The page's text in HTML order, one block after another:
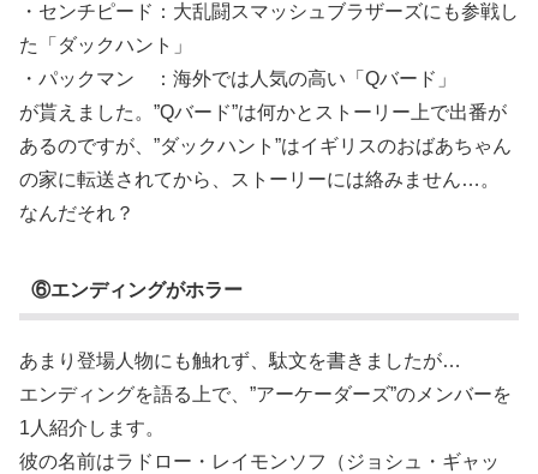
・センチピード：大乱闘スマッシュブラザーズにも参戦し
た「ダックハント」
・パックマン ：海外では人気の高い「Qバード」
が貰えました。”Qバード”は何かとストーリー上で出番が
あるのですが、”ダックハント”はイギリスのおばあちゃん
の家に転送されてから、ストーリーには絡みません…。
なんだそれ？
⑥エンディングがホラー
あまり登場人物にも触れず、駄文を書きましたが…
エンディングを語る上で、”アーケーダーズ”のメンバーを
1人紹介します。
彼の名前はラドロー・レイモンソフ（ジョシュ・ギャッ